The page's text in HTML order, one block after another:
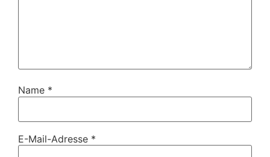
Name *
E-Mail-Adresse *